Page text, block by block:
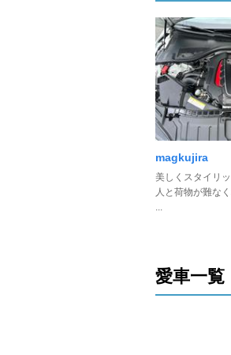
magkujira
美しくスタイリ
人と荷物が難な
...
愛車一覧